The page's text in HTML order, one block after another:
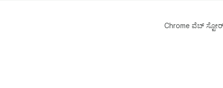
Chrome ವೆಬ್‌